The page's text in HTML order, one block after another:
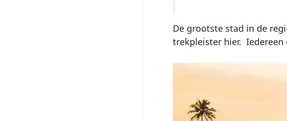
De grootste stad in de
trekpleister hier. Iedereen